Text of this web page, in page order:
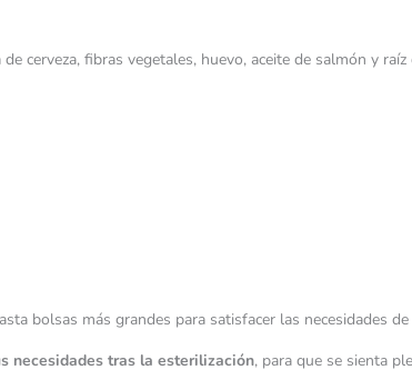
cerveza, fibras vegetales, huevo, aceite de salmón y raíz
bolsas más grandes para satisfacer las necesidades
necesidades tras la esterilización, para que se sienta